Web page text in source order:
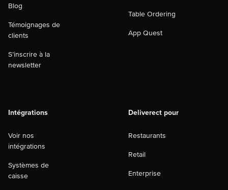
Blog
Témoignages de
clients
S’inscrire à la
newsletter
Table Ordering
App Quest
Intégrations
Voir nos
intégrations
Systèmes de
caisse
Deliverect pour
Restaurants
Retail
Enterprise